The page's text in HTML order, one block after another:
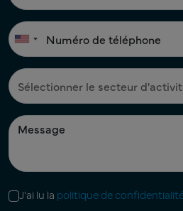
J'ai lu la politique de